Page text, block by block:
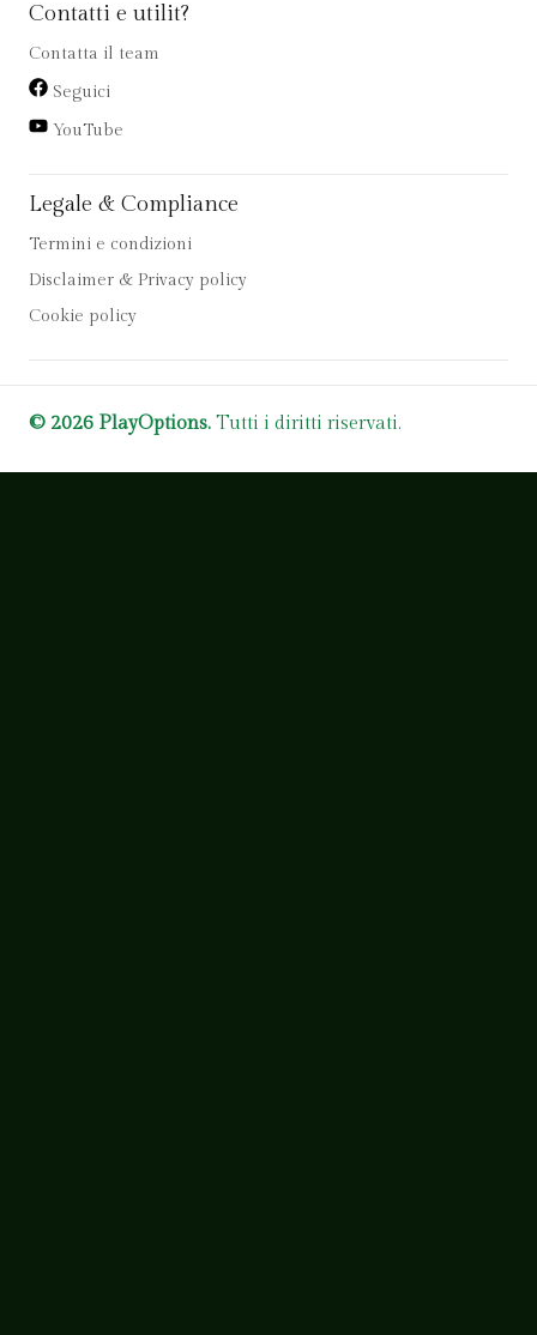
Contatti e utilit?
Contatta il team
Seguici
YouTube
Legale & Compliance
Termini e condizioni
Disclaimer & Privacy policy
Cookie policy
© 2026 PlayOptions. Tutti i diritti riservati.